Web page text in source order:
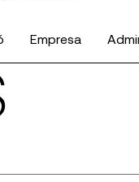
Empresa